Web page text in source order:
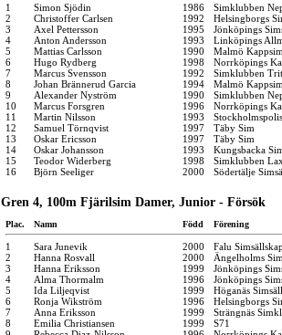
1 Simon Sjödin 1986
Simklubben
2
Christoffer Carlsen 1992
Helsingborgs
3
Axel Pettersson 1995
Jönköpings
4
Anton Andersson 1993
Linköpings
5
Mattias Carlsson 1990
Malmö
6
Hugo Rydberg 1998
Norrköpings
7
Marcus Svensson 1992
Simklubben
8
Johan Brännerud Garcia 1994
Malmö
9
Alexander Nyström 1990
Simklubben
10
Marcus Forsgren 1996
Norrköpings
11
Martin Nilsson 1993
12
Samuel Törnqvist 1997
Täby Sim
13
Oskar Ericsson 1997
Täby Sim
14
Oskar Johansson 1993
Kungsbacka
15
Teodor Widerberg 1998
Simklubben
16
Björn Seeliger 2000 Södertälje
Gren 4, 100m Fjärilsim Damer, Junior - Försök
Plac. Namn Född Förening
1 Sara Junevik 2000
Falu
2
Hanna Rosvall 2000
Ängelholms
3
Hanna Eriksson 1999
Jönköpings
4
Alma Thormalm 1996
Jönköpings
5
Ida Liljeqvist 1999
Höganäs
6
Ronja Wikström 1996
Helsingborgs
7
Anna Eriksson 1999
Strängnäs
8
Emilia Christiansen 1999
S71